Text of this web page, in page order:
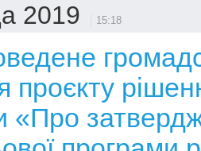
2019 15:18
проєкту
«Про